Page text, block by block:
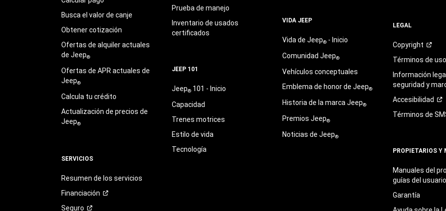
Busca el valor de canje
Obtener cotización
Ofertas de alquiler actuales
de Jeep®
Ofertas de APR actuales de
Jeep®
Calcula tu crédito
Actualización de precios de
Jeep®
SERVICIOS
Resumen de los servicios
Financiación
Seguro
Prueba de manejo
Inventario de usados
certificados
JEEP 101
Jeep®101 - Inicio
Capacidad
Trenes motrices
Estilo de vida
Tecnología
VIDA JEEP
Vida de Jeep®- Inicio
Comunidad Jeep®
Vehículos conceptuales
Emblema de honor de Jeep®
Historia de la marca Jeep®
Premios Jeep®
Noticias de Jeep®
LEGAL
Copyright
Términos deuso
Información
seguridad y
Accesibilidad
Términos de
PROPIETARIOS Y
Manuales del
guías delusuario
Garantía